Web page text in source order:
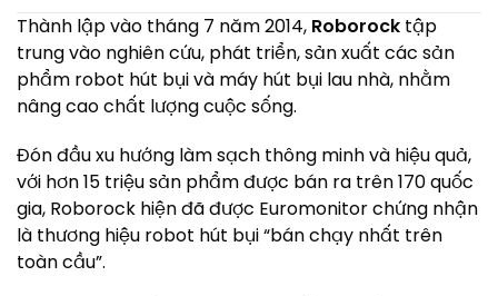
Thành lập vào tháng 7 năm 2014, Roborock tập
trung vào nghiên cứu, phát triển, sản xuất các sản
phẩm robot hút bụi và máy hút bụi lau nhà, nhằm
nâng cao chất lượng cuộc sống.
Đón đầu xu hướng làm sạch thông minh và hiệu quả,
với hơn15 triệu sản phẩm được bán ra trên 170 quốc
gia, Roborock hiện đã được Euromonitor chứng nhận
là thương hiệu robot hút bụi “bán chạy nhất trên
toàn cầu”.